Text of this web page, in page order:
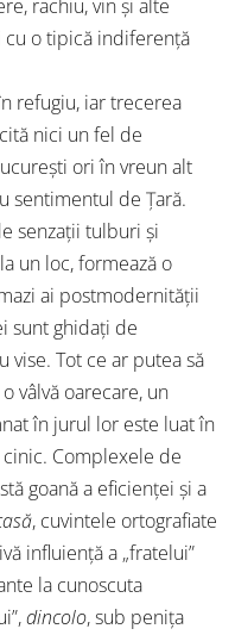
rachiu, vin și alte
cu o tipică indiferență
refugiu, iar trecerea
nici un fel de
ori în vreun alt
sentimentul de Țară.
senzații tulburi și
un loc, formează o
ai postmodernității
sunt ghidați de
vise. Tot ce ar putea să
vâlvă oarecare, un
în jurul lor este luat în
Complexele de
goană a eficienței și a
, cuvintele ortografiate
influiență a „fratelui”
la cunoscuta
dincolo, sub penița